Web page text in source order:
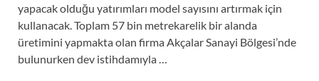
yapacak olduğu yatırımları model sayısını artırmak için
kullanacak. Toplam 57 bin metrekarelik bir alanda
üretimini yapmakta olan firma Akçalar Sanayi Bölgesi’nde
bulunurken dev istihdamıyla …